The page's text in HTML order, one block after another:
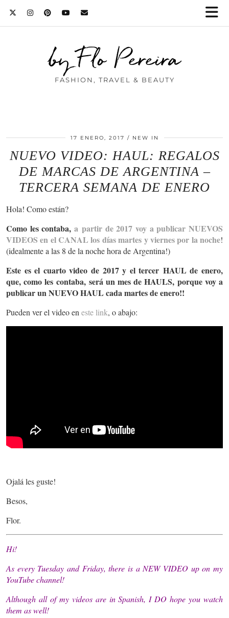
by Flo Pereira
FASHION, TRAVEL & BEAUTY
17 ENERO, 2017 NEW IN
NUEVO VIDEO: HAUL: REGALOS
DE MARCAS DE ARGENTINA –
TERCERA SEMANA DE ENERO
Hola! Como están?
Como les contaba,a partir de 2017 voy a publicar NUEVOS
VIDEOS en el CANAL los días martes y viernes por la noche!
(idealmente a las 8 de la noche hora de Argentina!)
Este es el cuarto video de 2017 y el tercer HAUL de enero,
que, como les contaba,será un mes de HAULS, porque voy a
publicar un NUEVO HAUL cada martes de enero!!
Pueden ver el video en este link, o abajo:
Ojalá les guste!
Besos,
Flor.
Hi!
As every Tuesday and Friday, there is a NEW VIDEO up on my
YouTube channel!
Although all of my videos are in Spanish, I DO hope you watch
them as well!